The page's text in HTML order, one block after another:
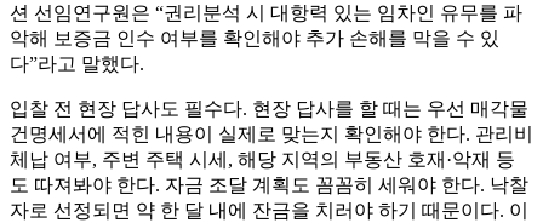
션 선임연구원은 “권리분석 시 대항력 있는 임차인 유무를 파
악해 보증금 인수 여부를 확인해야 추가 손해를 막을 수 있
다”라고 말했다.
입찰 전 현장 답사도 필수다. 현장 답사를 할 때는 우선 매각물
건명세서에 적힌 내용이 실제로 맞는지 확인해야 한다. 관리비
체납 여부, 주변 주택 시세, 해당 지역의 부동산 호재·악재 등
도 따져봐야 한다. 자금 조달 계획도 꼼꼼히 세워야 한다. 낙찰
자로 선정되면 약 한 달 내에 잔금을 치러야 하기 때문이다. 이